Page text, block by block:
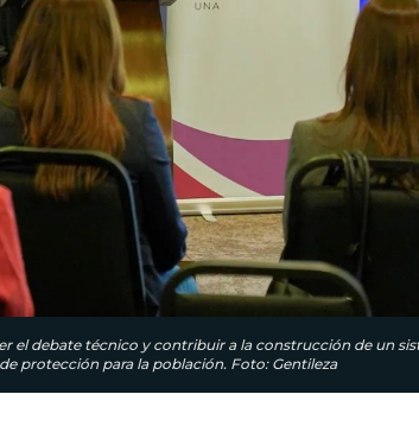
el debate técnico y contribuir a la construcción de un
protección para la población. Foto: Gentileza